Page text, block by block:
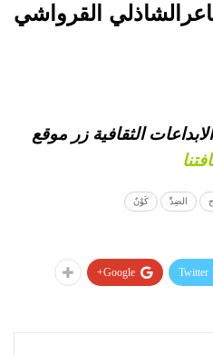
القرواشي
الثقافيةزر موقع
الضِدِّ كَوْنٌ
Twitter
Google+